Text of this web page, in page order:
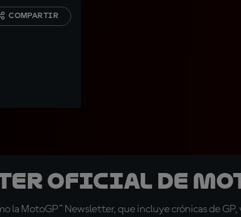
COMPARTIR
oficial de
la MotoGP™ Newsletter, que incluye crónicas de